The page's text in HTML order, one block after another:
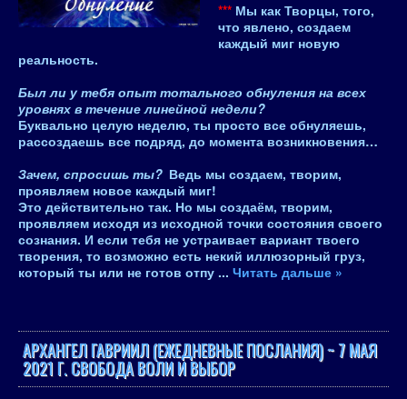
*** Мы как Творцы, того,
что явлено, создаем
каждый миг новую
реальность.
Был ли у тебя опыт тотального обнуления на всех
уровнях в течение линейной недели?
Буквально целую неделю, ты просто все обнуляешь,
рассоздаешь все подряд, до момента возникновения…
Зачем, спросишь ты? Ведь мы создаем, творим,
проявляем новое каждый миг!
Это действительно так. Но мы создаём, творим,
проявляем исходя из исходной точки состояния своего
сознания. И если тебя не устраивает вариант твоего
творения, то возможно есть некий иллюзорный груз,
который ты или не готов отпу ... Читать дальше »
АРХАНГЕЛ ГАВРИИЛ (ЕЖЕДНЕВНЫЕ ПОСЛАНИЯ) ~ 7 МАЯ
2021 Г. СВОБОДА ВОЛИ И ВЫБОР